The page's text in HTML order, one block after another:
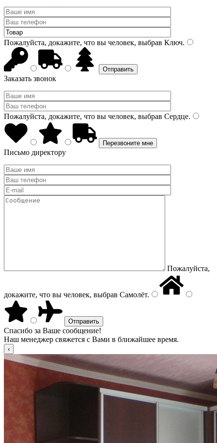
Пожалуйста, докажите, что вы человек, выбрав Ключ.
Заказать звонок
Пожалуйста, докажите, что вы человек, выбрав Сердце.
Письмо директору
Пожалуйста,
докажите, что вы человек, выбрав Самолёт.
Спасибо за Ваше сообщение!
Наш менеджер свяжется с Вами в ближайшее время.